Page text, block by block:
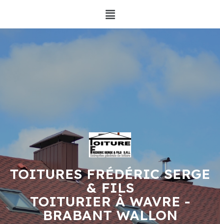
TOITURES FRÉDÉRIC SERGE
& FILS
TOITURIER À WAVRE -
BRABANT WALLON